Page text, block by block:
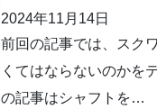
2024年11月14日
前回の記事では、スク
くてはならないのかを
の記事はシャフトを…